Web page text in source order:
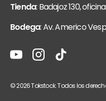
Tienda: Badajoz 130,
Bodega: Av. Americo
YouTubeInstagramTikTok
© 2026Tokstock. Todos los